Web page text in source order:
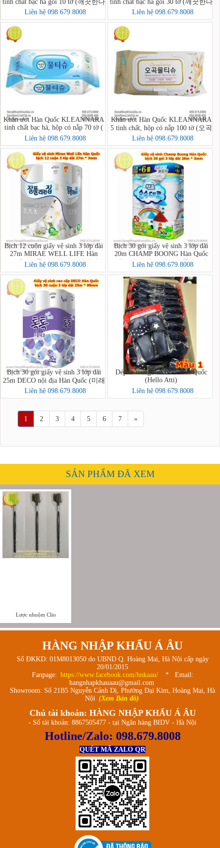
tinh chất bạc hà gói 10 tờ (깨끗한나
라 페퍼민트 물티슈 휴대 리필형
10매)
Liên hệ 098.679.8008
tinh chất bạc hà gói 30 tờ (깨끗한나
라물티슈휴대용30매)
Liên hệ 098.679.8008
Khăn ướt Hàn Quốc KLEANNARA
tinh chất bạc hà, hộp có nắp 70 tờ (
깨끗한나라 페퍼민트 물티슈 70
매)
Liên hệ 098.679.8008
Khăn ướt Hàn Quốc KLEANNARA
5 tinh chất, hộp có nắp 100 tờ (오곡
물티슈 캡 100매)
Liên hệ 098.679.8008
Bịch 12 cuộn giấy vệ sinh 3 lớp dài
27m MIRAE WELL LIFE Hàn
Quốc (잘풀리는집 3겹 화장지
27m*12롤)
Liên hệ 098.679.8008
Bịch 30 gói giấy vệ sinh 3 lớp dài
20m CHAMP BOONG Hàn Quốc
(챔프 순수데코 3겹 (30롤) *1팩)
Liên hệ 098.679.8008
Bịch 30 gói giấy vệ sinh 3 lớp dài
25m DECO nội địa Hàn Quốc (미래
생활 톡톡 3겹 30롤)
Liên hệ 098.679.8008
Dép đi trong nhà EVA Hàn Quốc
(Hello Atti)
Liên hệ 098.679.8008
1 2 3 4 5 6 7 »
SẢN PHẨM ĐÃ XEM
Lược nhuộm Clio
HÀNG NHẬP KHẨU Á ÂU
Số ĐKKD: 01M8013050 do UBND Q. Hoàng Mai, Hà Nội cấp ngày
20/01/2015
Fanpage: https://www.facebook.com/hnkaau/
* Email:
hangnhapkhauaau@gmail.com
Showroom: Số 21B5 Nguyễn Cảnh Dị, Phường Đại Kim, Hoàng Mai, Hà
Nội (Xem Bản đồ)
Chủ tài khoản: HÀNG NHẬP KHẨU Á ÂU
- Số tài khoản: 8867505477 - tại Ngân hàng BIDV - Hà Nội
Hotline/Zalo: 098.679.8008
QUÉT MÃ ZALO QR